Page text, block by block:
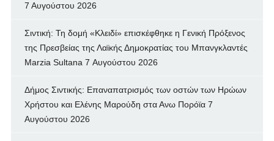
7 Αυγούστου 2026
Σιντική: Τη δομή «Κλειδί» επισκέφθηκε η Γενική Πρόξενος
της Πρεσβείας της Λαϊκής Δημοκρατίας του Μπανγκλαντές
Marzia Sultana 7 Αυγούστου 2026
Δήμος Σιντικής: Επαναπατρισμός των oστών των Ηρώων
Χρήστου και Ελένης Μαρούδη στα Ανω Πορόϊα 7
Αυγούστου 2026